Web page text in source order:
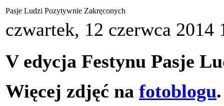
Pasje Ludzi Pozytywnie Zakręconych
czwartek, 12 czerwca 2014
V edycja Festynu Pasje
Więcej zdjęć na fotoblogu.